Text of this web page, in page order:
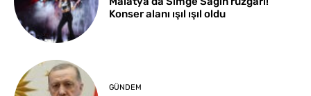
Konser alanı ışıl ışıl oldu
GÜNDEM